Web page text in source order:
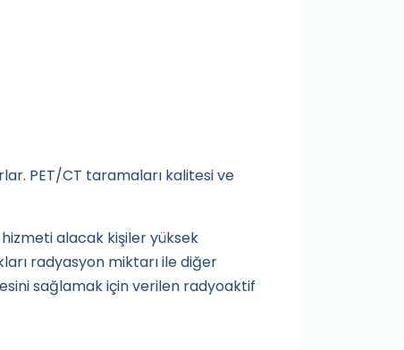
PET/CT taramaları kalitesi ve
alacak kişiler yüksek
radyasyon miktarı ile diğer
sağlamak için verilen radyoaktif